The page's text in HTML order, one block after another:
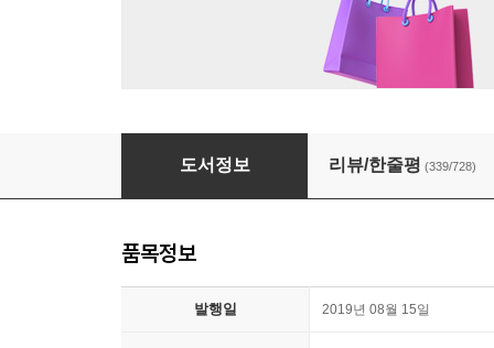
사슴을 사랑한 소년
도서정보 리뷰/한줄평 (339/728)
품목정보
발행일 2019년 08월 15일